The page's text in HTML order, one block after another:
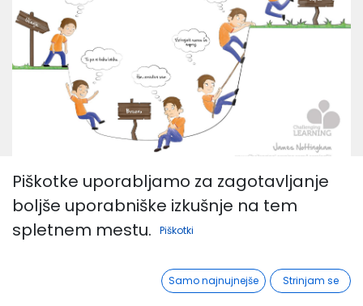
Pot učenja; učne
spretnosti in brezno
Piškotke uporabljamo za zagotavljanje
boljše uporabniške izkušnje na tem
spletnem mestu.
Piškotki
Samo najnujnejše Strinjam se